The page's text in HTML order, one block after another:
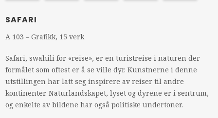
SAFARI
A 103 – Grafikk, 15 verk
Safari, swahili for «reise», er en turistreise i naturen der
formålet som oftest er å se ville dyr. Kunstnerne i denne
utstillingen har latt seg inspirere av reiser til andre
kontinenter. Naturlandskapet, lyset og dyrene er i sentrum,
og enkelte av bildene har også politiske undertoner.